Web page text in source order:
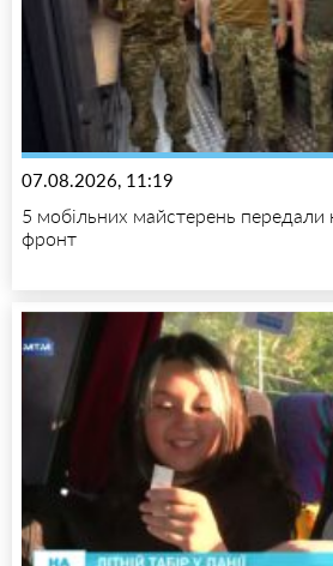
07.08.2026, 11:19
5 мобільних майстерень передали
фронт